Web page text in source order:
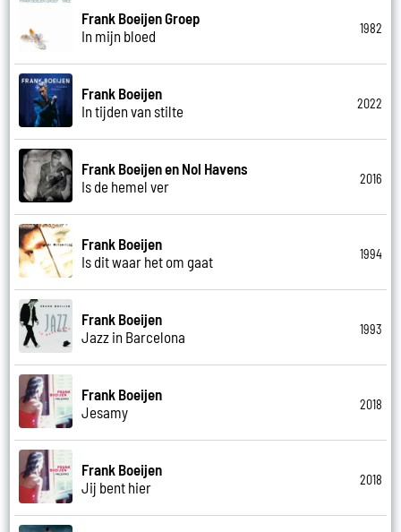
Frank Boeijen Groep
In mijn bloed
1982
Frank Boeijen
In tijden van stilte
2022
Frank Boeijen en Nol Havens
Is de hemel ver
2016
Frank Boeijen
Is dit waar het om gaat
1994
Frank Boeijen
Jazz in Barcelona
1993
Frank Boeijen
Jesamy
2018
Frank Boeijen
Jij bent hier
2018